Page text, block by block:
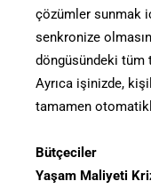
çözümler sunmak
senkronize
döngüsündeki tüm
Ayrıca işinizde,
tamamen
Bütçeciler
Yaşam Maliyeti